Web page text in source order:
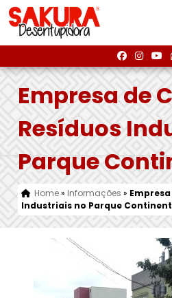
Empresa de
Resíduos
Parque
Home» Informações »
Industriais no Parque